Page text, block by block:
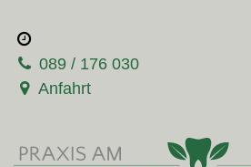
089 / 176 030
Anfahrt